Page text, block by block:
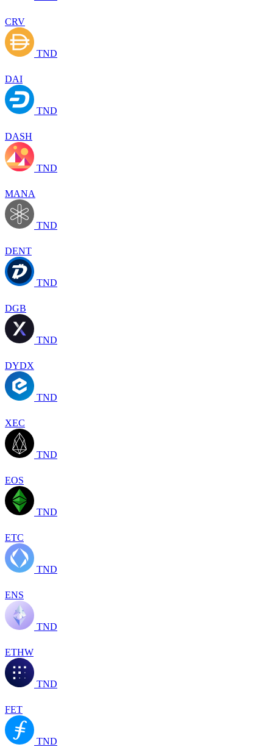
CRV
TND
DAI
TND
DASH
TND
MANA
TND
DENT
TND
DGB
TND
DYDX
TND
XEC
TND
EOS
TND
ETC
TND
ENS
TND
ETHW
TND
FET
TND